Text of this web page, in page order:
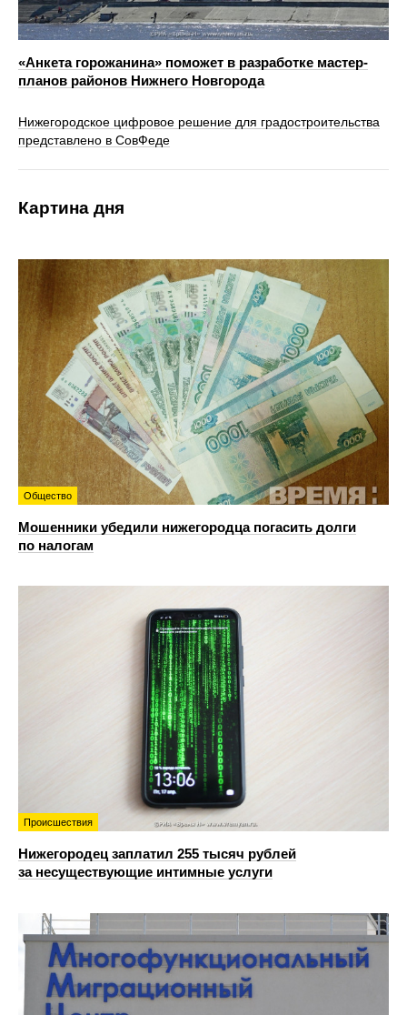
«Анкета горожанина» поможет в разработке мастер-
планов районов Нижнего Новгорода
Нижегородское цифровое решение для градостроительства
представлено в СовФеде
Картина дня
Общество
Мошенники убедили нижегородца погасить долги
по налогам
Происшествия
Нижегородец заплатил 255 тысяч рублей
за несуществующие интимные услуги